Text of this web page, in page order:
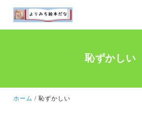
恥ずかしい
ホーム 恥ずかしい